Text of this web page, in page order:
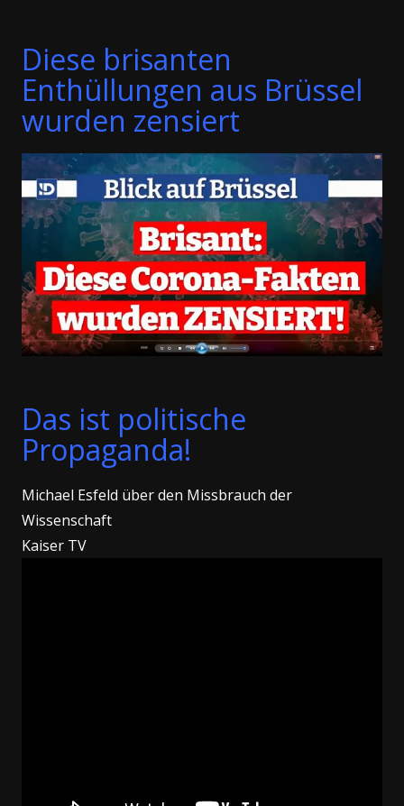
Diese brisanten
Enthüllungen aus Brüssel
wurden zensiert
Das ist politische
Propaganda!
Michael Esfeld über den Missbrauch der
Wissenschaft
Kaiser TV